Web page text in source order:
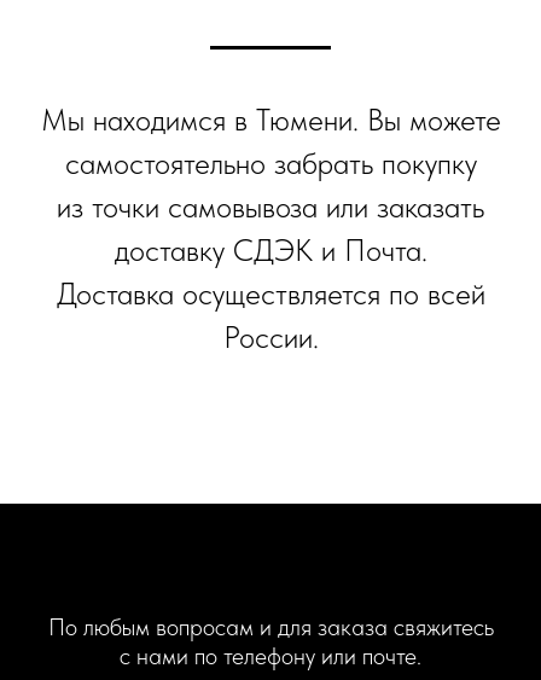
Мы находимся в Тюмени. Вы можете
самостоятельно забрать покупку
из точки самовывоза или заказать
доставку СДЭК и Почта.
Доставка осуществляется по всей
России.
По любым вопросам и для заказа свяжитесь
с нами по телефону или почте.